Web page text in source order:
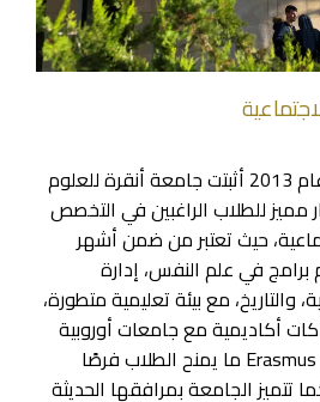
رغم تأسيسها حديثًا في عام 2013 أثبتت جامعة أنقرة للعلوم
مميز للطلاب الراغبين في التخصص
حيث تعتبر من ضمن أشهر
برامج في علم النفس، إدارة
والتاريخ، مع بيئة تعليمية متطورة،
أكاديمية مع جامعات أوروبية
مختلفة من خلال برنامج Erasmus ما يمنح الطلاب فرصًا
تتميز الجامعة بمرافقها الحديثة